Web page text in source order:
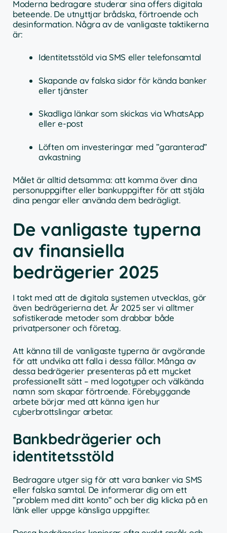
Moderna bedragare studerar sina offers digitala
beteende. De utnyttjar brådska, förtroende och
desinformation. Några av de vanligaste taktikerna
är:
Identitetsstöld via SMS eller telefonsamtal
Skapande av falska sidor för kända banker
eller tjänster
Skadliga länkar som skickas via WhatsApp
eller e-post
Löften om investeringar med ”garanterad”
avkastning
Målet är alltid detsamma: att komma över dina
personuppgifter eller bankuppgifter för att stjäla
dina pengar eller använda dem bedrägligt.
De vanligaste typerna
av finansiella
bedrägerier 2025
I takt med att de digitala systemen utvecklas, gör
även bedrägerierna det. År 2025 ser vi alltmer
sofistikerade metoder som drabbar både
privatpersoner och företag.
Att känna till de vanligaste typerna är avgörande
för att undvika att falla i dessa fällor. Många av
dessa bedrägerier presenteras på ett mycket
professionellt sätt – med logotyper och välkända
namn som skapar förtroende. Förebyggande
arbete börjar med att känna igen hur
cyberbrottslingar arbetar.
Bankbedrägerier och
identitetsstöld
Bedragare utger sig för att vara banker via SMS
eller falska samtal. De informerar dig om ett
”problem med ditt konto” och ber dig klicka på en
länk eller uppge känsliga uppgifter.